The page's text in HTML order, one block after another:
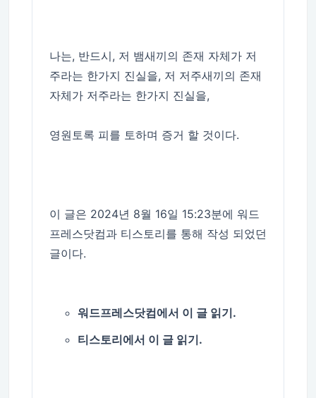
나는, 반드시, 저 뱀새끼의 존재 자체가 저
주라는 한가지 진실을, 저 저주새끼의 존재
자체가 저주라는 한가지 진실을,
영원토록 피를 토하며 증거 할 것이다.
이 글은 2024년 8월 16일 15:23분에 워드
프레스닷컴과 티스토리를 통해 작성 되었던
글이다.
워드프레스닷컴에서 이 글 읽기.
티스토리에서 이 글 읽기.